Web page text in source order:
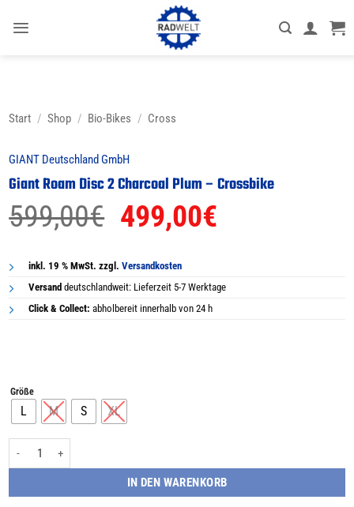
Inhalt
Start / Shop / Bio-Bikes / Cross
GIANT Deutschland GmbH
Giant Roam Disc 2 Charcoal Plum – Crossbike
599,00€ Ursprünglicher
war:
599,00€
499,00€
499,00€.
inkl. 19 % MwSt. zzgl.Versandkosten
Versand deutschlandweit: Lieferzeit 5-7 Werktage
Click & Collect: abholbereit innerhalb von 24 h
Größe
L M S XL
IN DEN WARENKORB